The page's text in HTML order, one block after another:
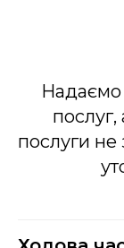
послуги не